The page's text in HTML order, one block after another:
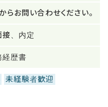
らお問い合わせください。
、内定
経歴書
未経験者歓迎